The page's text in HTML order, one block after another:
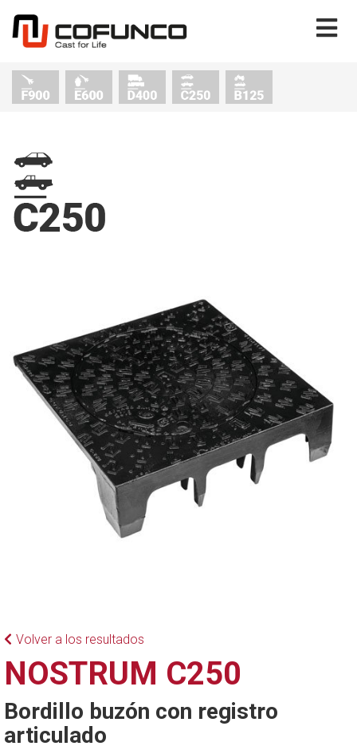
Volver a los resultados
NOSTRUM C250
Bordillo buzón con registro
articulado